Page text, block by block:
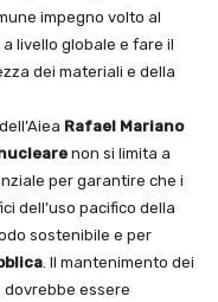
impegno volto al
livello globale e fare il
dei materiali e della
Rafael Mariano
non si limita a
per garantire che i
dell’uso pacifico della
sostenibile e per
. Il mantenimento dei
dovrebbe essere